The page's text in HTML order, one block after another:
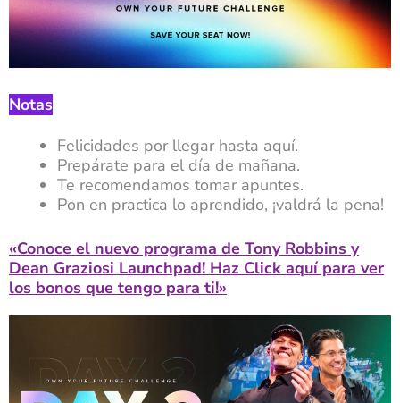
Notas
Felicidades por llegar hasta aquí.
Prepárate para el día de mañana.
Te recomendamos tomar apuntes.
Pon en practica lo aprendido, ¡valdrá la pena!
«Conoce el nuevo programa de Tony Robbins y
Dean Graziosi Launchpad! Haz Click aquí para ver
los bonos que tengo para ti!»